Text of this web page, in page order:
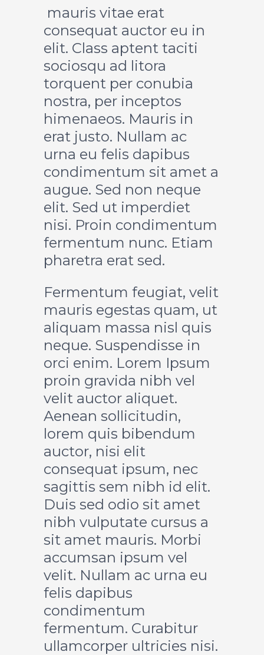
mauris vitae erat
consequat auctor eu in
elit. Class aptent taciti
sociosqu ad litora
torquent per conubia
nostra, per inceptos
himenaeos. Mauris in
erat justo. Nullam ac
urna eu felis dapibus
condimentum sit amet a
augue. Sed non neque
elit. Sed ut imperdiet
nisi. Proin condimentum
fermentum nunc. Etiam
pharetra erat sed.
Fermentum feugiat, velit
mauris egestas quam, ut
aliquam massa nisl quis
neque. Suspendisse in
orci enim. Lorem Ipsum
proin gravida nibh vel
velit auctor aliquet.
Aenean sollicitudin,
lorem quis bibendum
auctor, nisi elit
consequat ipsum, nec
sagittis sem nibh id elit.
Duis sed odio sit amet
nibh vulputate cursus a
sit amet mauris. Morbi
accumsan ipsum vel
velit. Nullam ac urna eu
felis dapibus
condimentum
fermentum. Curabitur
ullamcorper ultricies nisi.